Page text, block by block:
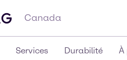
Canada
Services Durabilité À